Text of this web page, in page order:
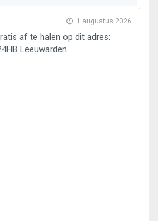
1 augustus 2026
af te halen op dit adres:
Leeuwarden